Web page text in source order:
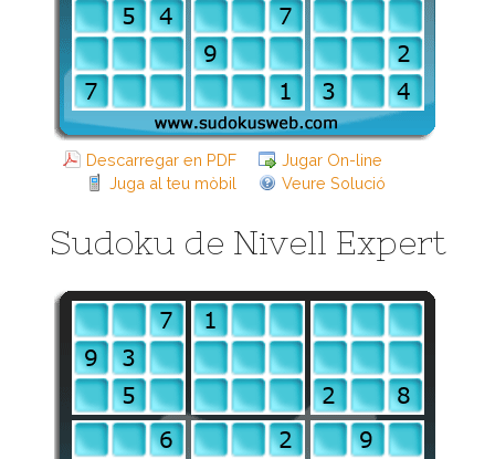
Descarregar en PDF
Jugar On-line
Juga al teu mòbil
Veure Solució
Sudoku de Nivell Expert